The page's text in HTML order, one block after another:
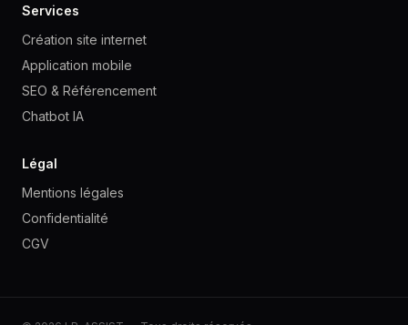
Services
Création site internet
Application mobile
SEO & Référencement
Chatbot IA
Légal
Mentions légales
Confidentialité
CGV